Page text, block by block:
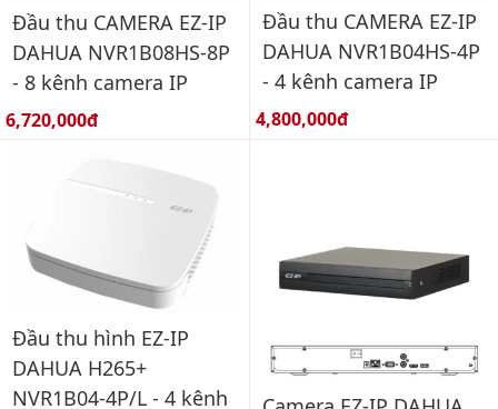
Đầu thu CAMERA EZ-IP
DAHUA NVR1B08HS-8P
- 8 kênh camera IP
Giá bán:
6,720,000đ
Đầu thu CAMERA EZ-IP
DAHUA NVR1B04HS-4P
- 4 kênh camera IP
Giá bán:
4,800,000đ
Đầu thu hình EZ-IP
DAHUA H265+
NVR1B04-4P/L - 4 kênh